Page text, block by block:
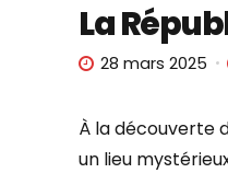
La
28 mars 2025
À la découverte
un lieu